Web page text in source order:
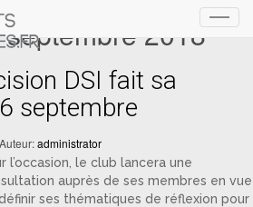
2018
DSI fait sa
septembre
administrator
l’occasion, le club lancera une
auprès de ses membres en vue
ses thématiques de réflexion pour